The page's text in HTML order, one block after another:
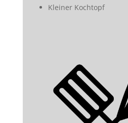
Kleiner Kochtopf